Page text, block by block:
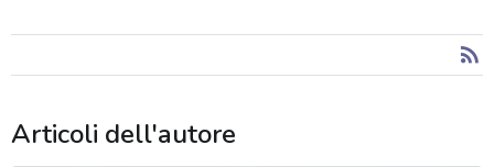
Articoli dell'autore